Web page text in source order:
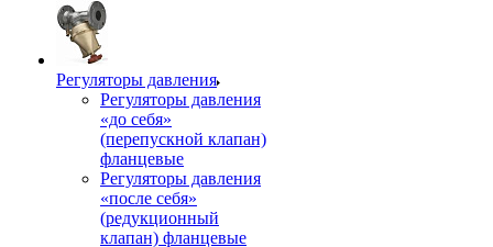
Регуляторы давления
Регуляторы давления
«до себя»
(перепускной клапан)
фланцевые
Регуляторы давления
«после себя»
(редукционный
клапан) фланцевые